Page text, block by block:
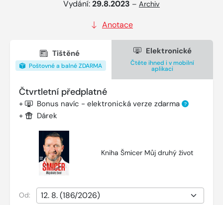
Vydání:29.8.2023 – Archiv
Anotace
Tištěné
Poštovné a balné ZDARMA
Elektronické
Čtěte ihned i v mobilní
aplikaci
Čtvrtletní předplatné
+ Bonus navíc - elektronická verze zdarma ?
+ Dárek
Kniha Šmicer Můj druhý život
Od: